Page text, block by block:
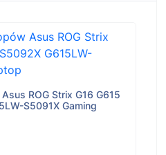
ROG Strix G16 G615
S5091X Gaming